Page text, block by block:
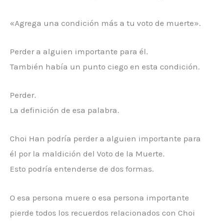
«Agrega una condición más a tu voto de muerte».
Perder a alguien importante para él.
También había un punto ciego en esta condición.
Perder.
La definición de esa palabra.
Choi Han podría perder a alguien importante para
él por la maldición del Voto de la Muerte.
Esto podría entenderse de dos formas.
O esa persona muere o esa persona importante
pierde todos los recuerdos relacionados con Choi